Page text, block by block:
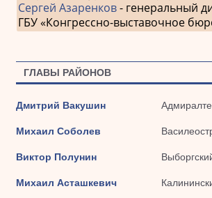
Сергей Азаренков- генеральный
ГБУ «Конгрессно-выставочное
ГЛАВЫ РАЙОНОВ
Дмитрий Вакушин
Михаил Соболев
Виктор Полунин
Михаил Асташкевич